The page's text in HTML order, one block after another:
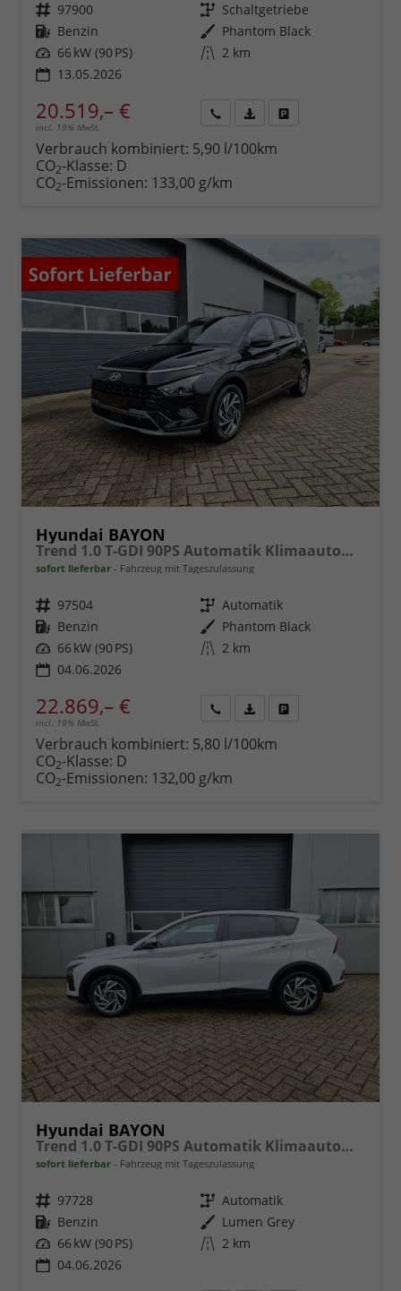
Fahrzeugnr. 97900 Getriebe Schaltgetriebe
Kraftstoff Benzin Außenfarbe Phantom Black
Leistung 66 kW (90 PS) Kilometerstand 2 km
13.05.2026
20.519,– €
incl. 19% MwSt.
anfordern
Datei,
Verbrauch kombiniert: 5,90 l/100km
CO2-Klasse: D
CO2-Emissionen: 133,00 g/km
Hyundai BAYON
Trend 1.0 T-GDI 90PS Automatik Klimaautomatik Rückf.Kamera Parksensoren Sitzheizung Lenkradheizung Bluetooth Touchscreen Tempomat Apple CarPlay + Android Auto 16"LM
sofort lieferbar Fahrzeug mit Tageszulassung
Fahrzeugnr. 97504 Getriebe Automatik
Kraftstoff Benzin Außenfarbe Phantom Black
Leistung 66 kW (90 PS) Kilometerstand 2 km
04.06.2026
22.869,– €
incl. 19% MwSt.
anfordern
Datei,
Verbrauch kombiniert: 5,80 l/100km
CO2-Klasse: D
CO2-Emissionen: 132,00 g/km
Hyundai BAYON
Trend 1.0 T-GDI 90PS Automatik Klimaautomatik Rückf.Kamera Parksensoren Sitzheizung Lenkradheizung Bluetooth Touchscreen Tempomat Apple CarPlay + Android Auto 16"LM
sofort lieferbar Fahrzeug mit Tageszulassung
Fahrzeugnr. 97728 Getriebe Automatik
Kraftstoff Benzin Außenfarbe Lumen Grey
Leistung 66 kW (90 PS) Kilometerstand 2 km
04.06.2026